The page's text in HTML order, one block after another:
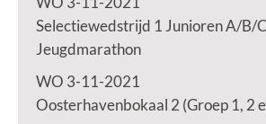
Selectiewedstrijd 1 Junioren A/B/
Jeugdmarathon
WO 3-11-2021
Oosterhavenbokaal 2 (Groep 1, 2